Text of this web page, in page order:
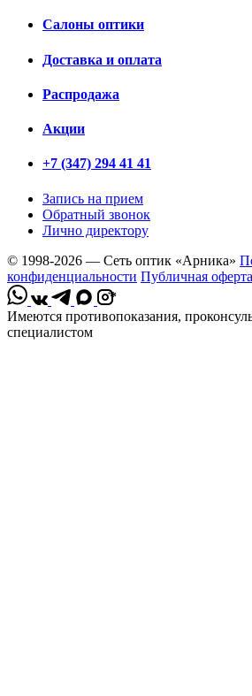
Салоны оптики
Доставка и оплата
Распродажа
Акции
+7 (347) 294 41 41
Запись на прием
Обратный звонок
Лично директору
© 1998-2026 — Сеть оптик «Арника»
конфиденциальности Публичная оферта
*
Имеются противопоказания,
специалистом